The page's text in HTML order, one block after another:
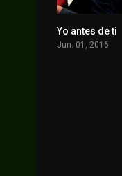
Yo antes de ti
Jun. 01, 2016